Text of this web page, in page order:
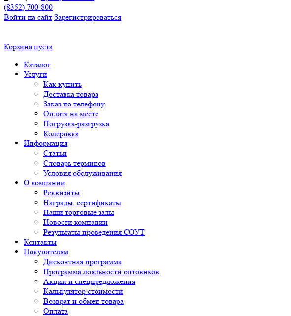
(8352) 700-800
Войти на сайт Зарегистрироваться
Корзина пуста
Каталог
Услуги
Как купить
Доставка товара
Заказ по телефону
Оплата на месте
Погрузка-разгрузка
Колеровка
Информация
Статьи
Словарь терминов
Условия обслуживания
О компании
Реквизиты
Награды, сертификаты
Наши торговые залы
Новости компании
Результаты проведения СОУТ
Контакты
Покупателям
Дисконтная программа
Программа лояльности оптовиков
Акции и спецпредложения
Калькулятор стоимости
Возврат и обмен товара
Оплата